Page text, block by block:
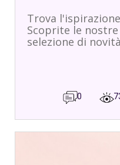
Trova
Scoprite le
selezione di
0